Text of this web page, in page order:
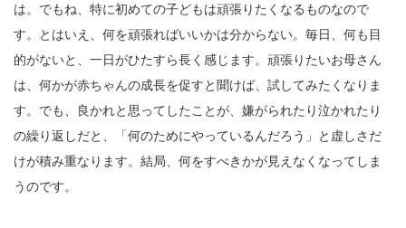
は。でもね、特に初めての子どもは頑張りたくなるものなので
す。とはいえ、何を頑張ればいいかは分からない。毎日、何も目
的がないと、一日がひたすら長く感じます。頑張りたいお母さん
は、何かが赤ちゃんの成長を促すと聞けば、試してみたくなりま
す。でも、良かれと思ってしたことが、嫌がられたり泣かれたり
の繰り返しだと、「何のためにやっているんだろう」と虚しさだ
けが積み重なります。結局、何をすべきかが見えなくなってしま
うのです。